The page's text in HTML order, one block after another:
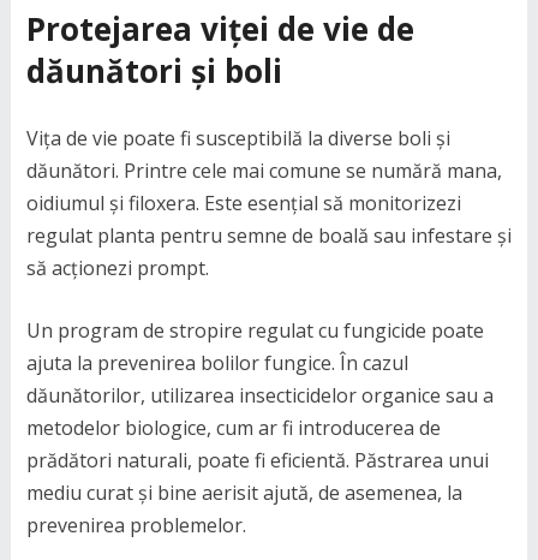
Protejarea viței de vie de
dăunători și boli
Vița de vie poate fi susceptibilă la diverse boli și
dăunători. Printre cele mai comune se numără mana,
oidiumul și filoxera. Este esențial să monitorizezi
regulat planta pentru semne de boală sau infestare și
să acționezi prompt.
Un program de stropire regulat cu fungicide poate
ajuta la prevenirea bolilor fungice. În cazul
dăunătorilor, utilizarea insecticidelor organice sau a
metodelor biologice, cum ar fi introducerea de
prădători naturali, poate fi eficientă. Păstrarea unui
mediu curat și bine aerisit ajută, de asemenea, la
prevenirea problemelor.